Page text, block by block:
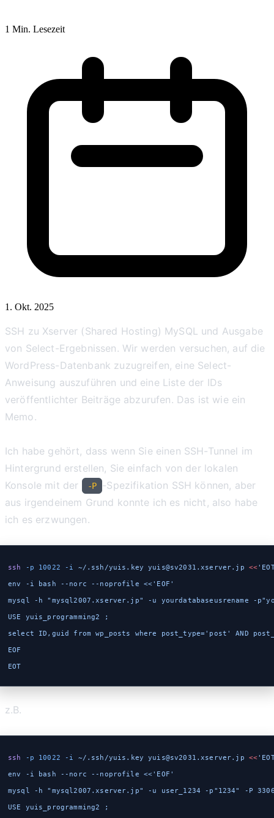
1 Min. Lesezeit
1. Okt. 2025
SSH zu Xserver (Shared Hosting) MySQL und Ausgabe
von Select-Ergebnissen. Wir werden versuchen, auf die
WordPress-Datenbank zuzugreifen, eine Select-
Anweisung auszuführen und eine Liste der IDs
veröffentlichter Beiträge abzurufen. Das ist wie ein
Memo.
Ich habe gehört, dass wenn Sie einen SSH-Tunnel im
Hintergrund erstellen, Sie einfach von der lokalen
Konsole mit der
-P
-Spezifikation SSH können, aber
aus irgendeinem Grund konnte ich es nicht, also habe
ich es erzwungen.
ssh -p 10022 -i ~/.ssh/yuis.key yuis@sv2031.xserver.jp <<
env -i bash --norc --noprofile <<'EOF'
mysql -h "mysql2007.xserver.jp" -u yourdatabaseusrename -
USE yuis_programming2 ;
select ID,guid from wp_posts where post_type='post' AND
EOF
EOT
z.B.
ssh -p 10022 -i ~/.ssh/yuis.key yuis@sv2031.xserver.jp <<
env -i bash --norc --noprofile <<'EOF'
mysql -h "mysql2007.xserver.jp" -u user_1234 -p"1234" -P
USE yuis_programming2 ;